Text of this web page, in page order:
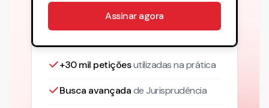
Assinar agora
+30 mil petiçõesutilizadas na prática
Busca avançadade Jurisprudência